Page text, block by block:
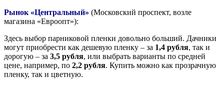
Рынок «Центральный» (Московский проспект, возле
магазина «Евроопт»):
Здесь выбор парниковой пленки довольно больший. Дачники
могут приобрести как дешевую пленку – за 1,4 рубля, так и
дорогую – за 3,5 рубля, или выбрать варианты по средней
цене, например, по 2,2 рубля. Купить можно как прозрачную
пленку, так и цветную.